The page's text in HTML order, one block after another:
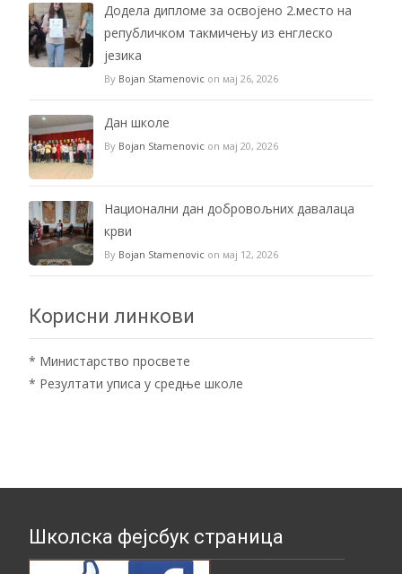
Додела дипломе за освојено 2.место на
републичком такмичењу из енглеско
језика
By Bojan Stamenovic on мај 26, 2026
Дан школе
By Bojan Stamenovic on мај 20, 2026
Национални дан добровољних давалаца
крви
By Bojan Stamenovic on мај 12, 2026
Корисни линкови
* Министарство просвете
* Резултати уписа у средње школе
Школска фејсбук страница